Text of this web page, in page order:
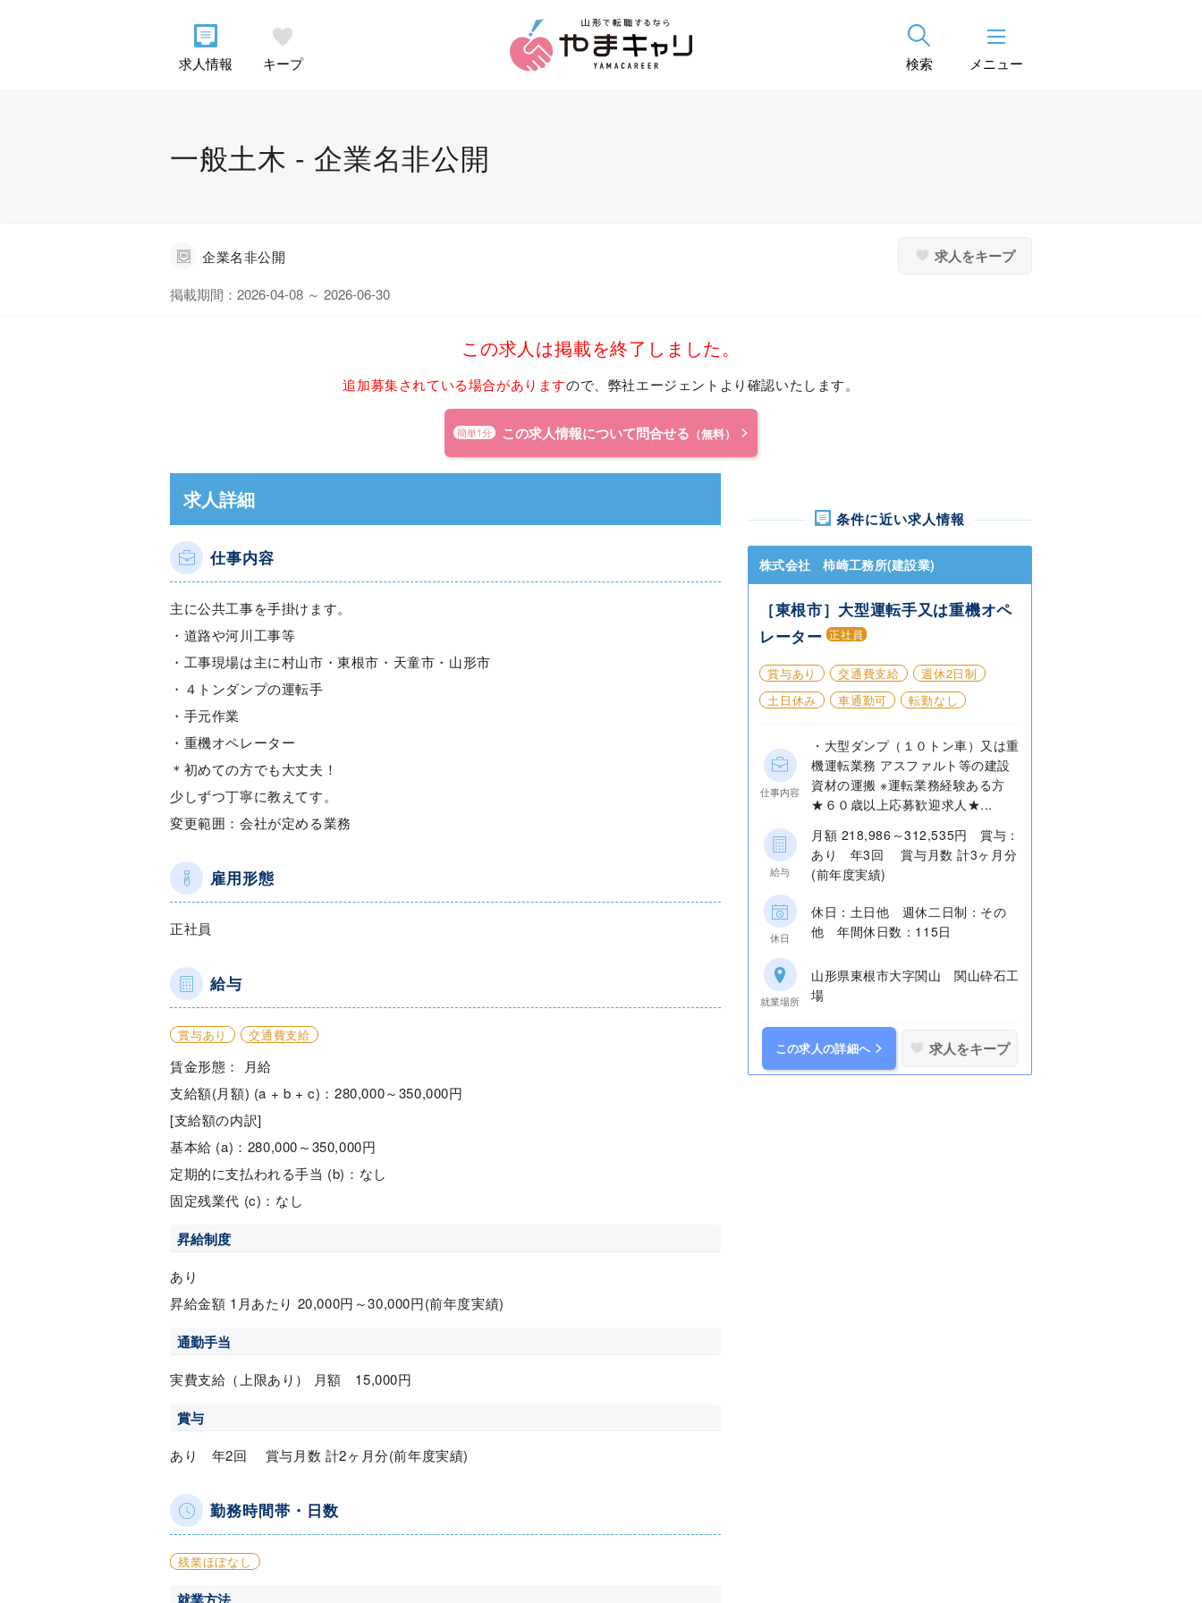
求人情報 キープ 検索 メニュー
一般土木 - 企業名非公開
企業名非公開 求人をキープ
掲載期間：2026-04-08 ～ 2026-06-30
この求人は掲載を終了しました。
追加募集されている場合がありますので、弊社エージェントより確認いたします。
簡単1分 この求人情報について問合せる （無料）
求人詳細
仕事内容
主に公共工事を手掛けます。
・道路や河川工事等
・工事現場は主に村山市・東根市・天童市・山形市
・４トンダンプの運転手
・手元作業
・重機オペレーター
＊初めての方でも大丈夫！
少しずつ丁寧に教えてす。
変更範囲：会社が定める業務
雇用形態
正社員
給与
賞与あり 交通費支給
賃金形態： 月給
支給額(月額) (a + b + c)：280,000～350,000円
[支給額の内訳]
基本給 (a)：280,000～350,000円
定期的に支払われる手当 (b)：なし
固定残業代 (c)：なし
昇給制度
あり
昇給金額 1月あたり 20,000円～30,000円(前年度実績)
通勤手当
実費支給（上限あり） 月額 15,000円
賞与
あり 年2回 賞与月数 計2ヶ月分(前年度実績)
勤務時間帯・日数
残業ほぼなし
条件に近い求人情報
株式会社 柿崎工務所(建設業)
［東根市］大型運転手又は重機オペ
レーター 正社員
賞与あり 交通費支給
週休2日制
土日休み
車通勤可 転勤なし
仕事内容
・大型ダンプ（１０トン車）又は重
機運転業務 アスファルト等の建設
資材の運搬 ※運転業務経験ある方
★６０歳以上応募歓迎求人★...
給与
月額 218,986～312,535円 賞与：
あり 年3回 賞与月数 計3ヶ月分
(前年度実績)
休日
休日：土日他 週休二日制：その
他 年間休日数：115日
就業場所
山形県東根市大字関山 関山砕石工
場
この求人の詳細へ 求人をキープ